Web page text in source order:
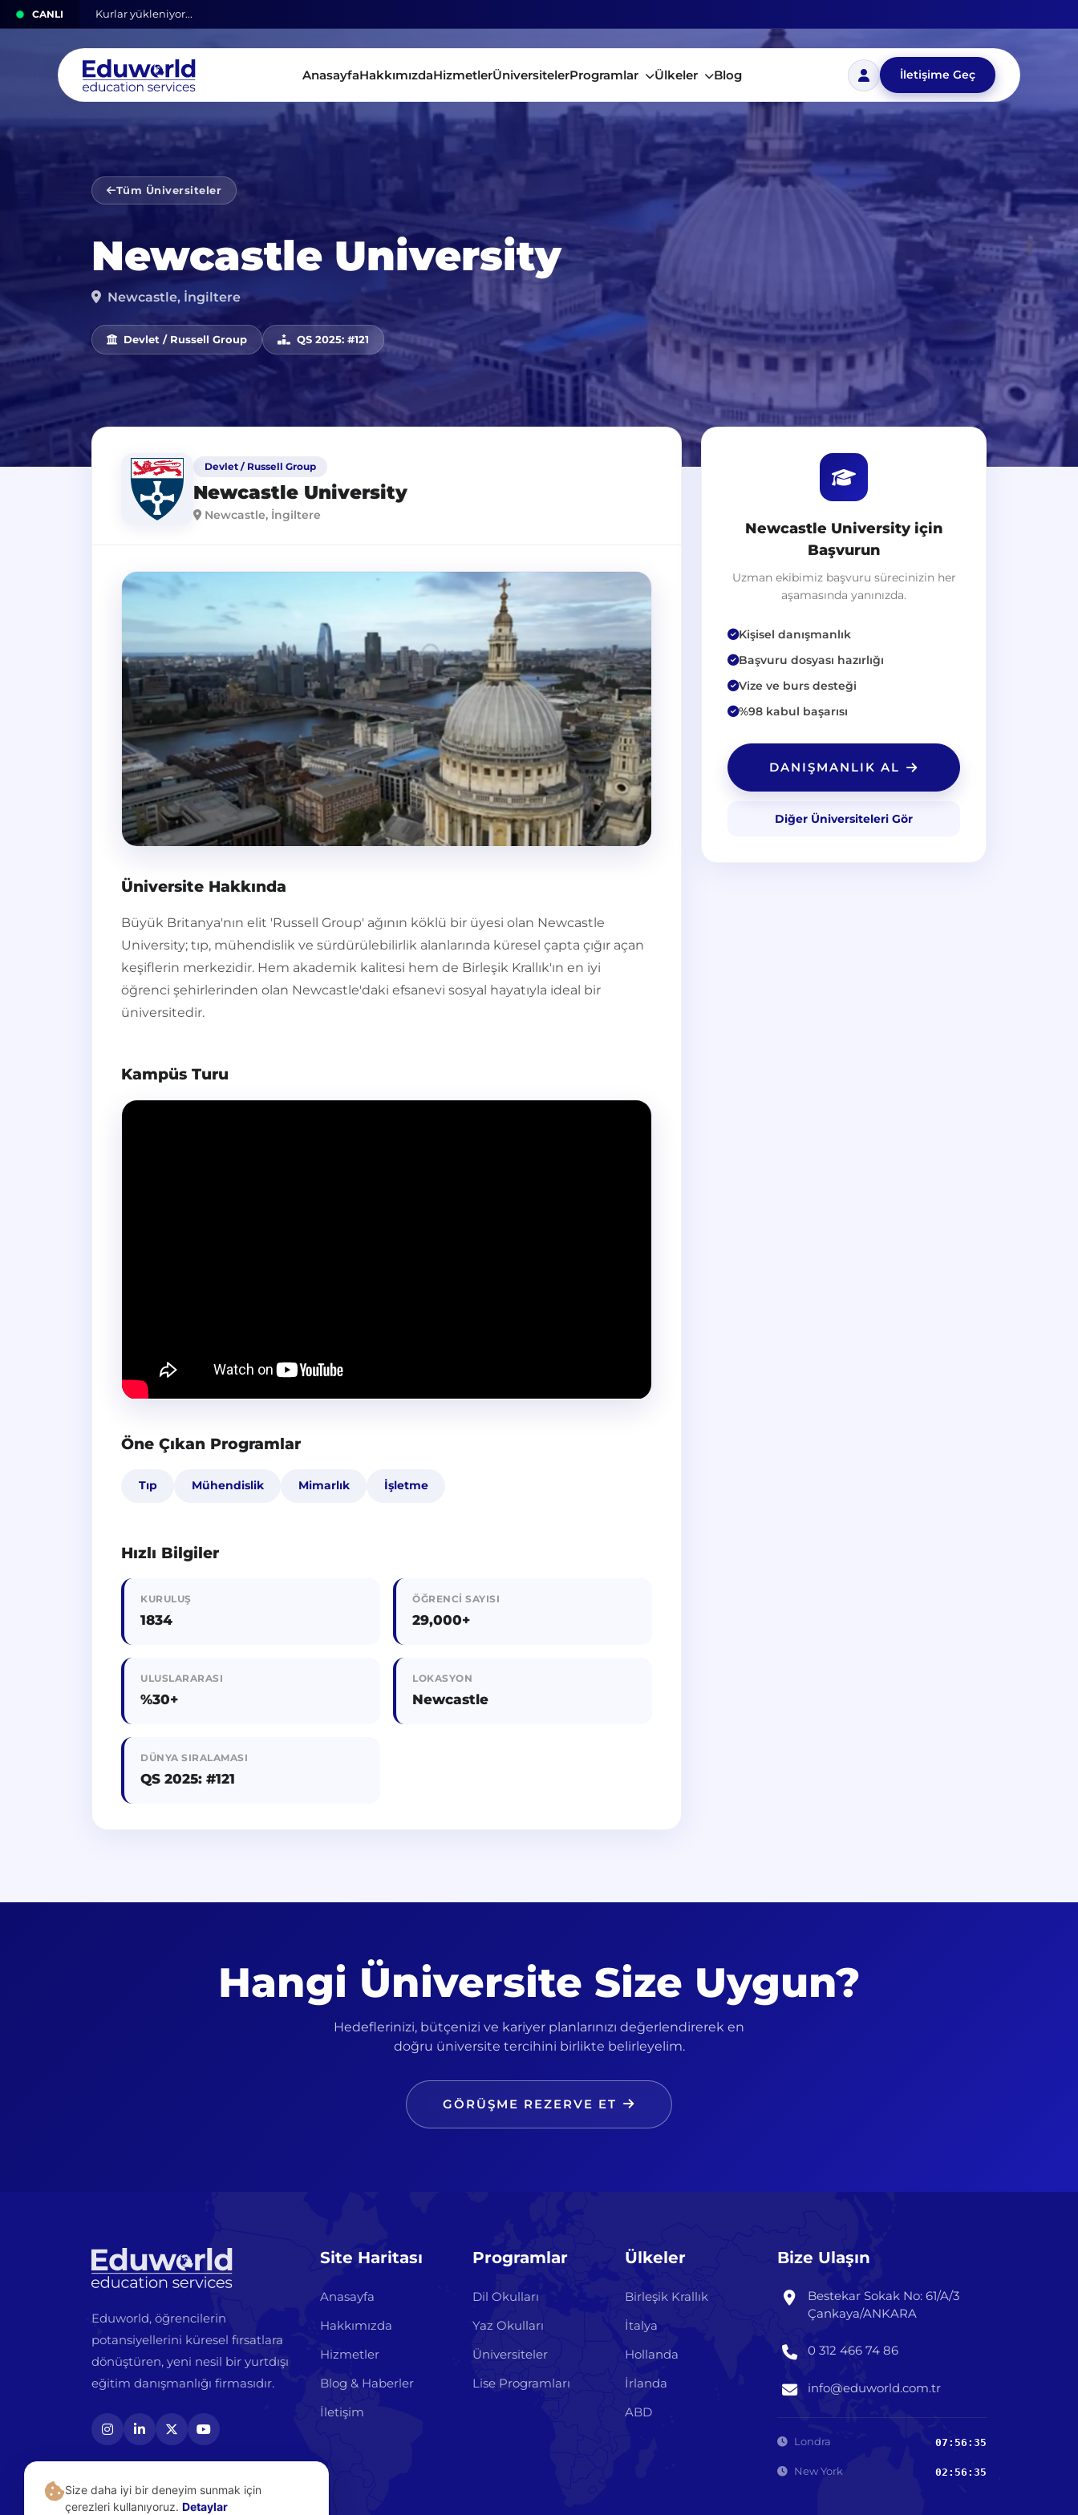
CANLI Kurlar yükleniyor...
AnasayfaHakkımızdaHizmetlerÜniversitelerProgramlar Ülkeler Blog İletişime Geç
Tüm Üniversiteler
Newcastle University
Newcastle, İngiltere
Devlet / Russell Group QS 2025: #121
Devlet / Russell Group
Newcastle University
Newcastle, İngiltere
Üniversite Hakkında
Büyük Britanya'nın elit 'Russell Group' ağının köklü bir üyesi olan Newcastle
University; tıp, mühendislik ve sürdürülebilirlik alanlarında küresel çapta çığır açan
keşiflerin merkezidir. Hem akademik kalitesi hem de Birleşik Krallık'ın en iyi
öğrenci şehirlerinden olan Newcastle'daki efsanevi sosyal hayatıyla ideal bir
üniversitedir.
Kampüs Turu
Öne Çıkan Programlar
Tıp Mühendislik Mimarlık İşletme
Hızlı Bilgiler
KURULUŞ
1834
ÖĞRENCI SAYISI
29,000+
ULUSLARARASI
%30+
LOKASYON
Newcastle
DÜNYA SIRALAMASI
QS 2025: #121
Newcastle University için
Başvurun
Uzman ekibimiz başvuru sürecinizin her
aşamasında yanınızda.
Kişisel danışmanlık
Başvuru dosyası hazırlığı
Vize ve burs desteği
%98 kabul başarısı
DANIŞMANLIK AL
Diğer Üniversiteleri Gör
Hangi Üniversite Size Uygun?
Hedeflerinizi, bütçenizi ve kariyer planlarınızı değerlendirerek en
doğru üniversite tercihini birlikte belirleyelim.
GÖRÜŞME REZERVE ET
Eduworld, öğrencilerin
potansiyellerini küresel fırsatlara
dönüştüren, yeni nesil bir yurtdışı
eğitim danışmanlığı firmasıdır.
Site Haritası
Anasayfa
Hakkımızda
Hizmetler
Blog & Haberler
İletişim
Programlar
Dil Okulları
Yaz Okulları
Üniversiteler
Lise Programları
Ülkeler
Birleşik Krallık
İtalya
Hollanda
İrlanda
ABD
Bize Ulaşın
Bestekar Sokak No: 61/A/3
Çankaya/ANKARA
0 312 466 74 86
info@eduworld.com.tr
Londra 07:56:37
New York 02:56:37
Size daha iyi bir deneyim sunmak için
çerezleri kullanıyoruz. Detaylar